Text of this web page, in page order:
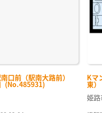
口前（駅南大路前）
(No.485931)
Kマ
東
姫